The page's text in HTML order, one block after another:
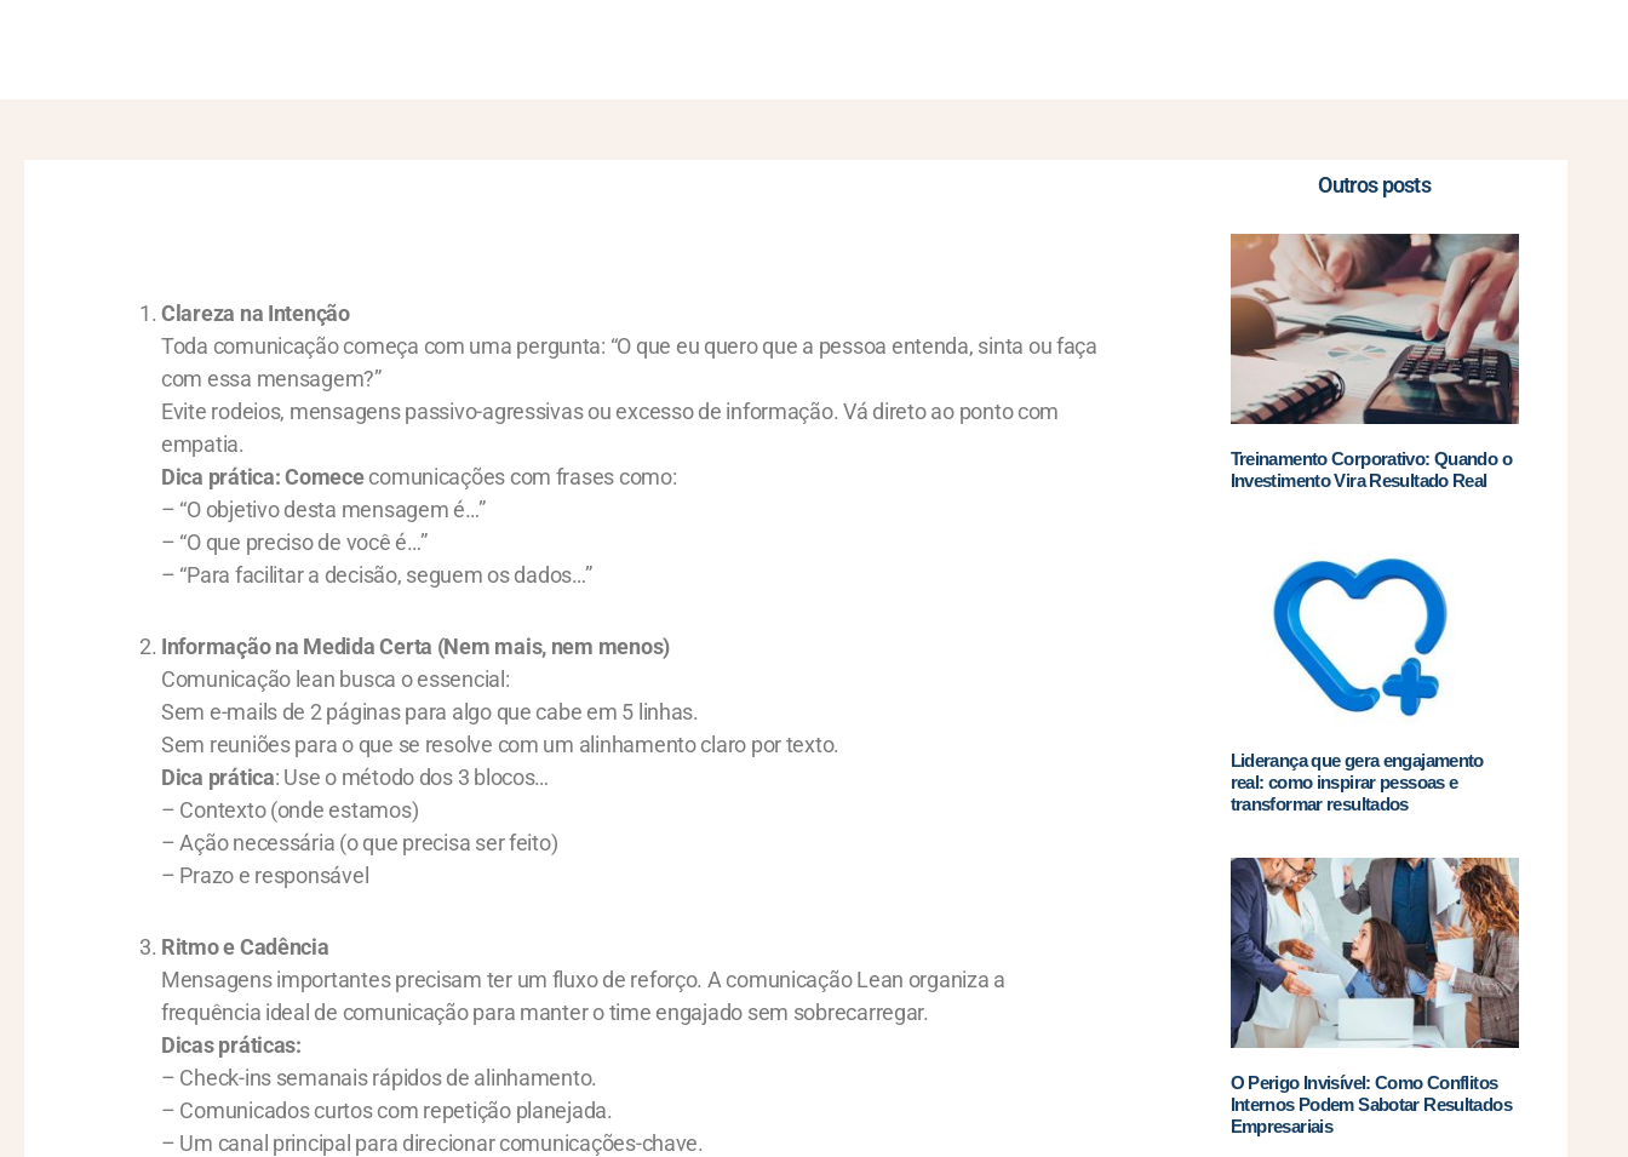
Clareza na Intenção
Toda comunicação começa com uma pergunta: “O que eu quero que a pessoa entenda, sinta ou faça
com essa mensagem?”
Evite rodeios, mensagens passivo-agressivas ou excesso de informação. Vá direto ao ponto com
empatia.
Dica prática: Comececomunicações com frases como:
– “O objetivo desta mensagem é…”
– “O que preciso de você é…”
– “Para facilitar a decisão, seguem os dados…”
Informação na Medida Certa (Nem mais, nem menos)
Comunicação lean busca o essencial:
Sem e-mails de 2 páginas para algo que cabe em 5 linhas.
Sem reuniões para o que se resolve com um alinhamento claro por texto.
Dica prática: Use o método dos 3 blocos…
– Contexto (onde estamos)
– Ação necessária (o que precisa ser feito)
– Prazo e responsável
Ritmo e Cadência
Mensagens importantes precisam ter um fluxo de reforço. A comunicação Lean organiza a
frequência ideal de comunicação para manter o time engajado sem sobrecarregar.
Dicas práticas:
– Check-ins semanais rápidos de alinhamento.
– Comunicados curtos com repetição planejada.
– Um canal principal para direcionar comunicações-chave.
Outros posts
Treinamento Corporativo: Quando o
Investimento Vira Resultado Real
Liderança que gera engajamento
real: como inspirar pessoas e
transformar resultados
O Perigo Invisível: Como Conflitos
Internos Podem Sabotar Resultados
Empresariais